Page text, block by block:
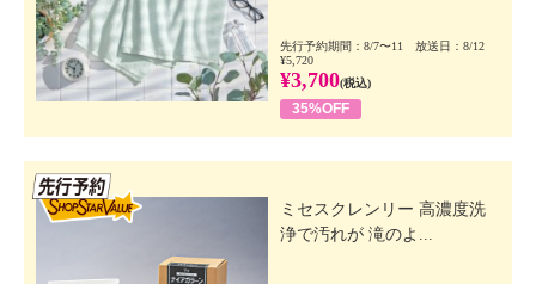
先行予約期間：8/7〜11 放送日：8/12
¥5,720
¥3,700(税込)
35%OFF
ミセスクレンリー 高濃度洗
浄で汚れが 滝のよ...